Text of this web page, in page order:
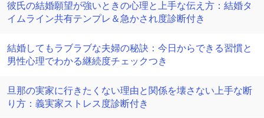
彼氏の結婚願望が強いときの心理と上手な伝え方：結婚タ
イムライン共有テンプレ＆急かされ度診断付き
結婚してもラブラブな夫婦の秘訣：今日からできる習慣と
男性心理でわかる継続度チェックつき
旦那の実家に行きたくない理由と関係を壊さない上手な断
り方：義実家ストレス度診断付き